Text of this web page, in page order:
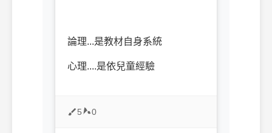
論理...是教材自身系統
心理....是依兒童經驗
5 0